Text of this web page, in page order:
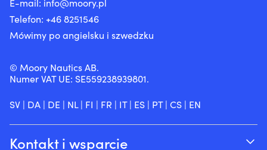
E-mail: info@moory.pl
Telefon: +46 8251546
Mówimy po angielsku i szwedzku
© Moory Nautics AB.
Numer VAT UE: SE559238939801.
SV | DA | DE | NL| FI | FR | IT| ES | PT| CS | EN
Kontakt i wsparcie